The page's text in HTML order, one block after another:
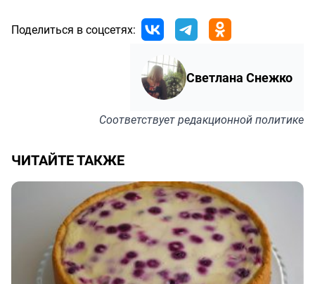
Поделиться в соцсетях:
Светлана Снежко
Соответствуетредакционной политике
ЧИТАЙТЕ ТАКЖЕ